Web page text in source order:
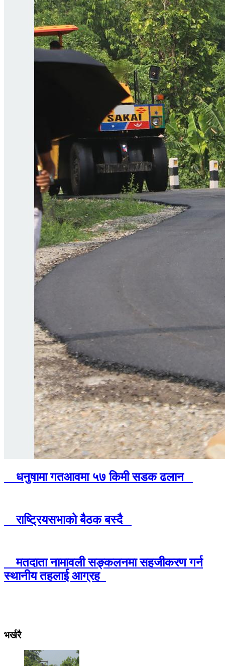
धनुषामा गतआवमा ५७ किमी सडक ढलान
राष्ट्रियसभाको बैठक बस्दै
मतदाता नामावली सङ्कलनमा सहजीकरण गर्न
स्थानीय तहलाई आग्रह
भर्खरै